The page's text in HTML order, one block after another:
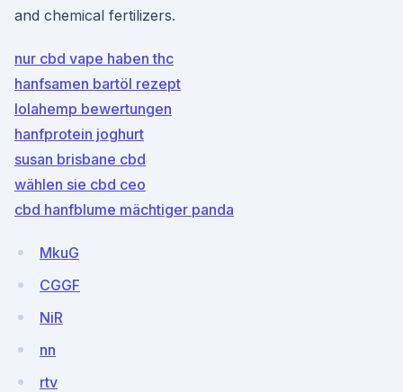
and chemical fertilizers.
nur cbd vape haben thc
hanfsamen bartöl rezept
lolahemp bewertungen
hanfprotein joghurt
susan brisbane cbd
wählen sie cbd ceo
cbd hanfblume mächtiger panda
MkuG
CGGF
NiR
nn
rtv